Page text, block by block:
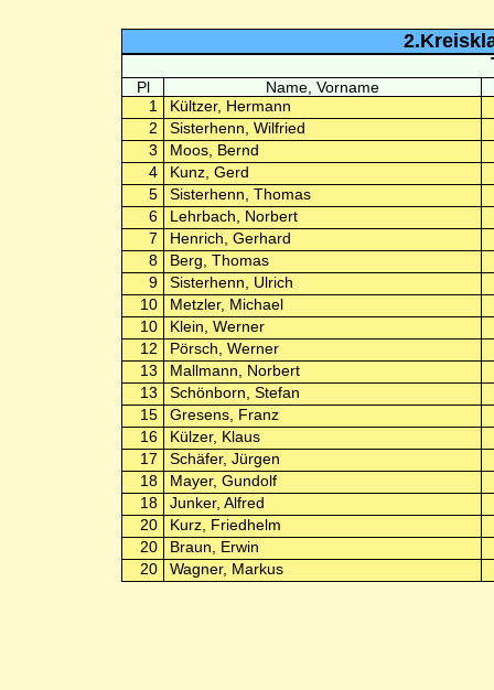
Pl Name, Vorname
1
Kültzer, Hermann
2
Sisterhenn, Wilfried
3
Moos, Bernd
4
Kunz, Gerd
5
Sisterhenn, Thomas
6
Lehrbach, Norbert
7
Henrich, Gerhard
8
Berg, Thomas
9
Sisterhenn, Ulrich
10
Metzler, Michael
10
Klein, Werner
12
Pörsch, Werner
13
Mallmann, Norbert
13
Schönborn, Stefan
15
Gresens, Franz
16
Külzer, Klaus
17
Schäfer, Jürgen
18
Mayer, Gundolf
18
Junker, Alfred
20
Kurz, Friedhelm
20
Braun, Erwin
20
Wagner, Markus